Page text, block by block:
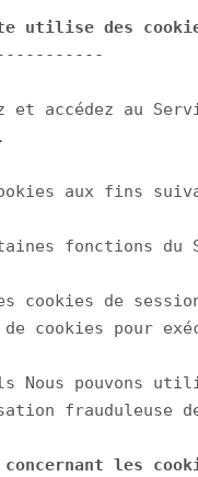
utilise des
et accédez au
aux fins
fonctions du
de
cookies pour
Nous pouvons
les